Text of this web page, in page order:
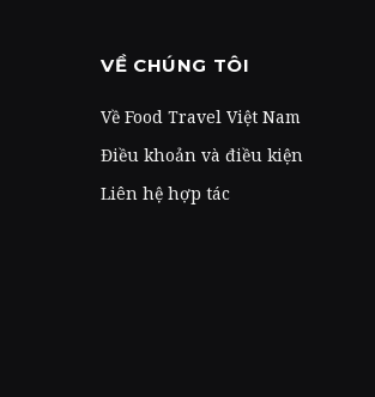
VỀ CHÚNG TÔI
Về Food Travel Việt Nam
Điều khoản và điều kiện
Liên hệ hợp tác